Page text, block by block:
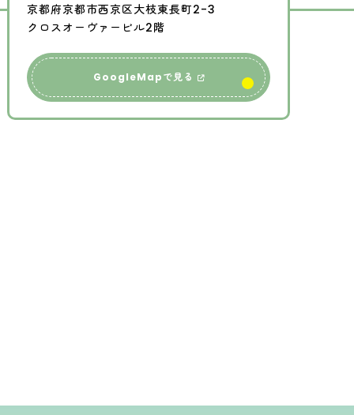
京都府京都市西京区大枝東長町2-3
クロスオーヴァービル2階
GoogleMapで見る